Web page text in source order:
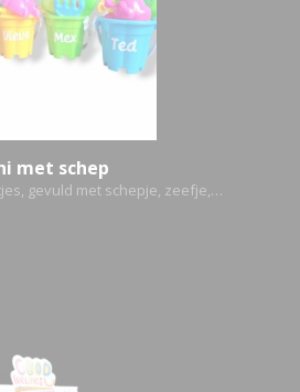
met schep
gevuld met schepje, zeefje,…